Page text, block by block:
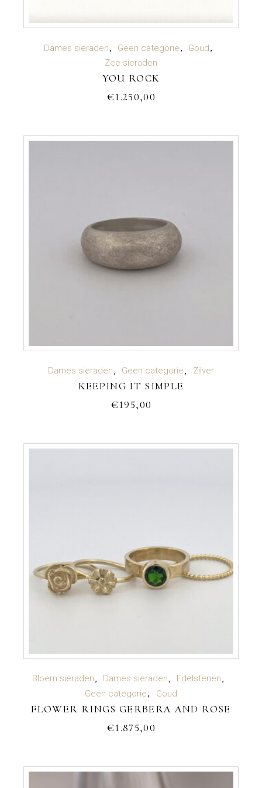
TOEVOEGEN AAN WINKELWAGEN
Dames sieraden Geen categorie
Goud
Zee sieraden
YOU ROCK
€1.250,00
TOEVOEGEN AAN WINKELWAGEN
Dames sieraden Geen categorie Zilver
KEEPING IT SIMPLE
€195,00
OPTIES SELECTEREN
heeft
worden
Bloem sieraden Dames sieraden
Edelstenen
Geen categorie
Goud
FLOWER RINGS GERBERA AND ROSE
€1.875,00